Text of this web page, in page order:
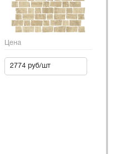
Цена
2774 руб/шт